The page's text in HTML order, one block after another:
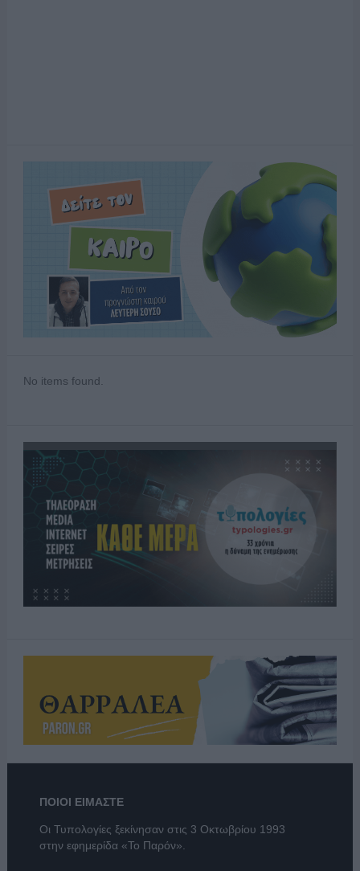
No items found.
ΠΟΙΟΙ ΕΙΜΑΣΤΕ
Οι Τυπολογίες ξεκίνησαν στις 3 Οκτωβρίου 1993
στην εφημερίδα «Το Παρόν».